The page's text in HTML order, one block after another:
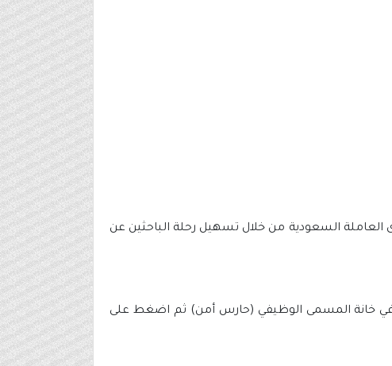
السعودية من خلال تسهيل رحلة الباحثين عن
في خانة المسمى الوظيفي (حارس أمن) ثم اضغط على